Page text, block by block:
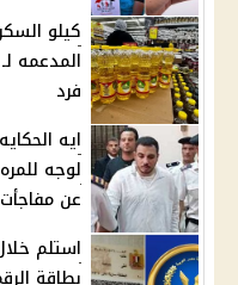
كيلو
فرد
ايه
لوجه
عن
استلم
بطاقة